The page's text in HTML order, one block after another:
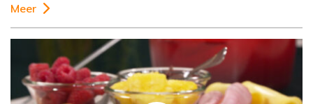
Meer